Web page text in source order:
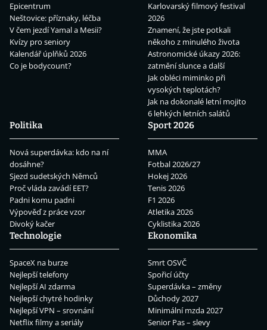
Epicentrum
Neštovice: příznaky, léčba
V čem jezdí Yamal a Mesii?
Kvízy pro seniory
Kalendář úplňků 2026
Co je bodycount?
Karlovarský filmový festival
2026
Znamení, že jste potkali
někoho z minulého života
Astronomické úkazy 2026:
zatmění slunce a další
Jak obléci miminko při
vysokých teplotách?
Jak na dokonalé letní mojito
6 lehkých letních salátů
Politika
Nová superdávka: kdo na ní
dosáhne?
Sjezd sudetských Němců
Proč vláda zavádí EET?
Padni komu padni
Výpověď z práce vzor
Divoký kačer
Sport 2026
MMA
Fotbal 2026/27
Hokej 2026
Tenis 2026
F1 2026
Atletika 2026
Cyklistika 2026
Technologie
SpaceX na burze
Nejlepší telefony
Nejlepší AI zdarma
Nejlepší chytré hodinky
Nejlepší VPN – srovnání
Netflix filmy a seriály
Ekonomika
Smrt OSVČ
Spořicí účty
Superdávka – změny
Důchody 2027
Minimální mzda 2027
Senior Pas – slevy